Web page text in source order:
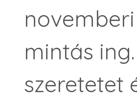
mintás
szeretetet